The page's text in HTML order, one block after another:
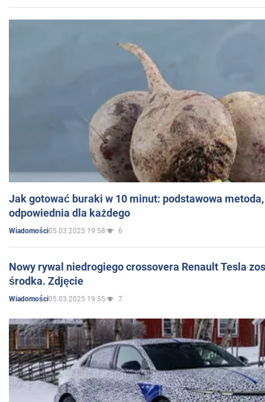
Jak gotować buraki w 10 minut: podstawowa
odpowiednia dla każdego
Wiadomości05.03.2025 19:58 6
Nowy rywal niedrogiego crossovera Renault Tesla
środka. Zdjęcie
Wiadomości05.03.2025 19:55 7